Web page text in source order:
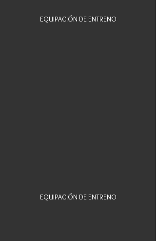
EQUIPACIÓN DE ENTRENO
EQUIPACIÓN DE ENTRENO